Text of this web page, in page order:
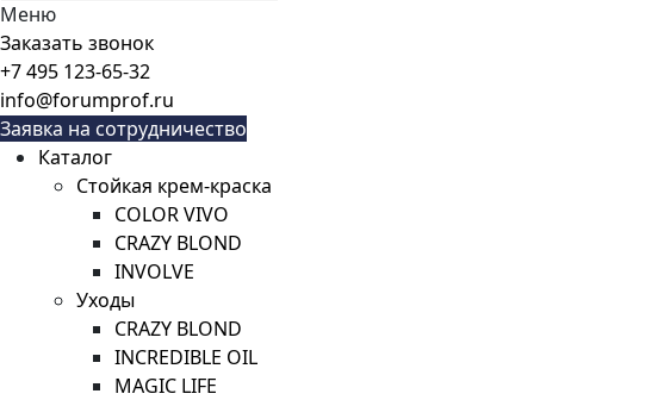
Меню
Заказать звонок
+7 495 123-65-32
info@forumprof.ru
Заявка на сотрудничество
Каталог
Стойкая крем-краска
COLOR VIVO
CRAZY BLOND
INVOLVE
Уходы
CRAZY BLOND
INCREDIBLE OIL
MAGIC LIFE